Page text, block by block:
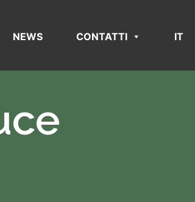
NEWS CONTATTI IT